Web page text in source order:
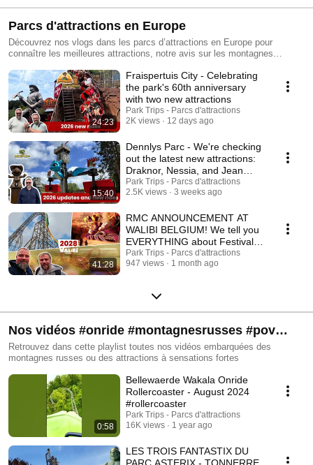
Parcs d'attractions en Europe
Découvrez nos vlogs dans les parcs d’attractions en Europe pour
connaître les meilleures attractions, notre avis sur les montagnes
voyages et surtout vous donner des astuces pour vos voyages à la
découverte des meilleurs parcs.
24:23
Fraispertuis City - Celebrating
the park's 60th anniversary
with two new attractions
Park Trips - Parcs d'attractions
2K views
12 days ago
15:40
Dennlys Parc - We're checking
out the latest new attractions:
Draknor, Nessia, and Jean
Bar'Q
Park Trips - Parcs d'attractions
2.5K views
3 weeks ago
41:28
RMC ANNOUNCEMENT AT
WALIBI BELGIUM! We tell you
EVERYTHING about Festival
World (Pass Event 2026)
Park Trips - Parcs d'attractions
947 views
1 month ago
Nos vidéos #onride #montagnesrusses #pov
#rollercoaster
Retrouvez dans cette playlist toutes nos vidéos embarquées des
montagnes russes ou des attractions à sensations fortes
0:58
Bellewaerde Wakala Onride
Rollercoaster - August 2024
#rollercoaster
Park Trips - Parcs d'attractions
16K views
1 year ago
LES TROIS FANTASTIX DU
PARC ASTERIX - TONNERRE